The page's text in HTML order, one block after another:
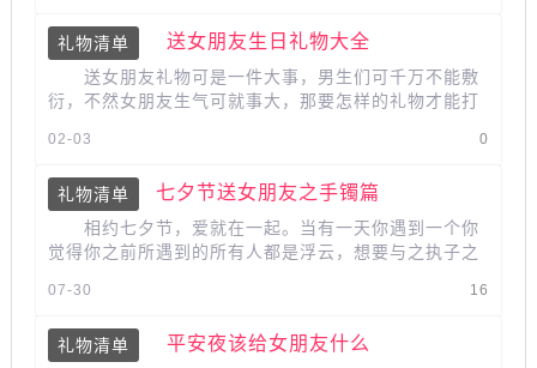
礼物清单 送女朋友生日礼物大全
送女朋友礼物可是一件大事，男生们可千万不能敷
衍，不然女朋友生气可就事大，那要怎样的礼物才能打
0
02-03
礼物清单 七夕节送女朋友之手镯篇
相约七夕节，爱就在一起。当有一天你遇到一个你
觉得你之前所遇到的所有人都是浮云，想要与之执子之
16
07-30
礼物清单 平安夜该给女朋友什么